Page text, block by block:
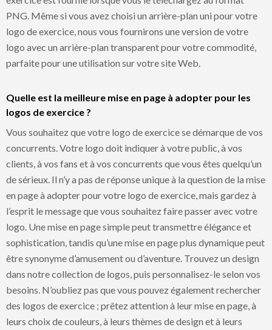
PNG. Même si vous avez choisi un arrière-plan uni pour votre
logo de exercice, nous vous fournirons une version de votre
logo avec un arrière-plan transparent pour votre commodité,
parfaite pour une utilisation sur votre site Web.
Quelle est la meilleure mise en page à adopter pour les
logos de exercice ?
Vous souhaitez que votre logo de exercice se démarque de vos
concurrents. Votre logo doit indiquer à votre public, à vos
clients, à vos fans et à vos concurrents que vous êtes quelqu’un
de sérieux. Il n’y a pas de réponse unique à la question de la mise
en page à adopter pour votre logo de exercice, mais gardez à
l’esprit le message que vous souhaitez faire passer avec votre
logo. Une mise en page simple peut transmettre élégance et
sophistication, tandis qu’une mise en page plus dynamique peut
être synonyme d’amusement ou d’aventure. Trouvez un design
dans notre collection de logos, puis personnalisez-le selon vos
besoins. N’oubliez pas que vous pouvez également rechercher
des logos de exercice ; prêtez attention à leur mise en page, à
leurs choix de couleurs, à leurs thèmes de design et à leurs